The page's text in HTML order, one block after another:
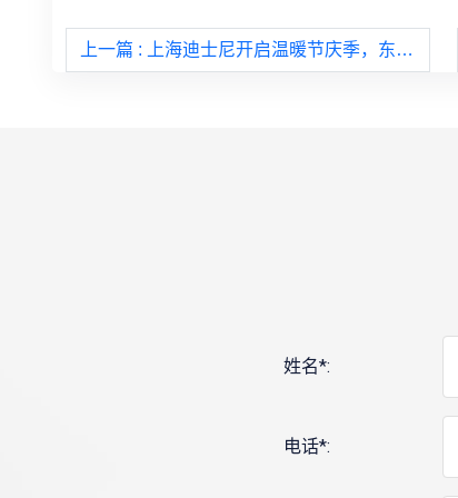
上一篇 : 上海迪士尼开启温暖节庆季，东京相模湖森林游乐园举办灯光秀活动
姓名*:
电话*: